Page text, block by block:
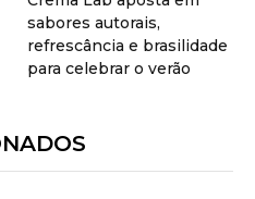
sabores autorais,
refrescância e brasilidade
para celebrar o verão